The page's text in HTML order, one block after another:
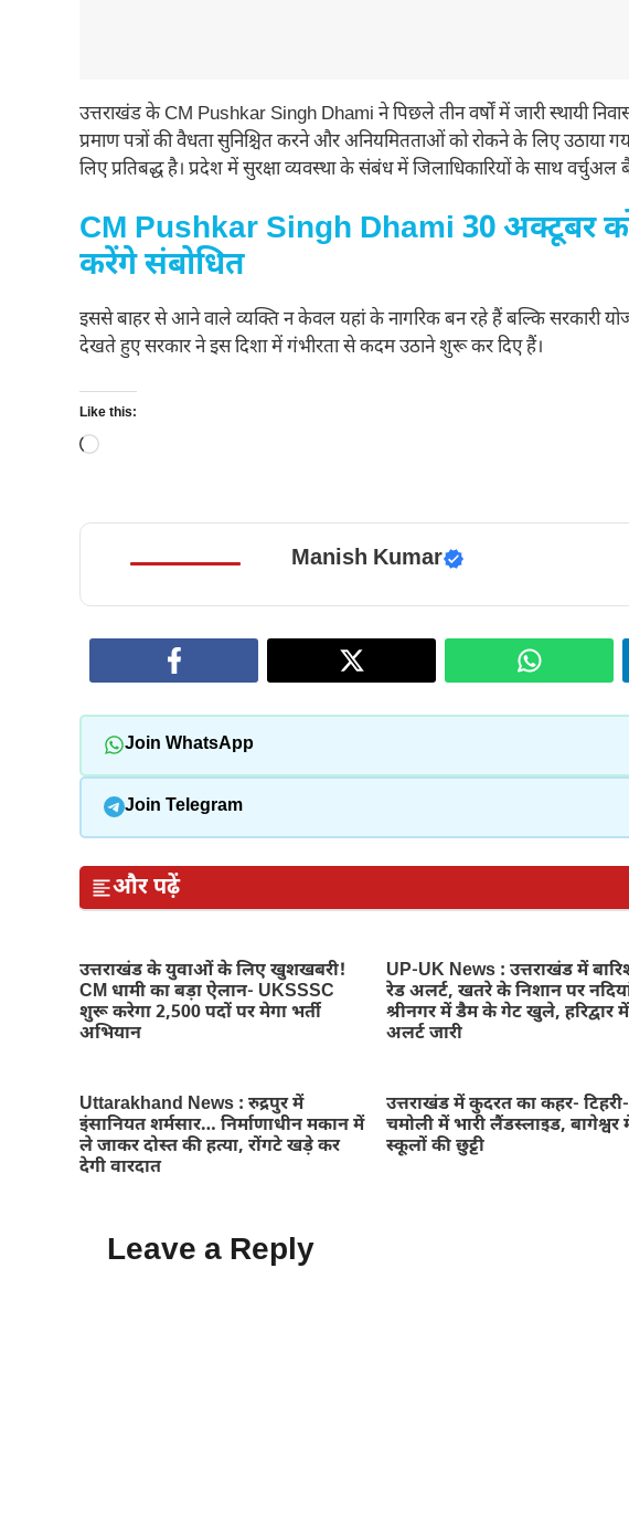
उत्तराखंड के CM Pushkar Singh Dhami ने पिछले तीन वर्षों में जारी स्थायी
प्रमाण पत्रों की वैधता सुनिश्चित करने और अनियमितताओं को रोकने के लिए उठाया
लिए प्रतिबद्ध है। प्रदेश में सुरक्षा व्यवस्था के संबंध में जिलाधिकारियों के साथ
CM Pushkar Singh Dhami 30 अक्टूबर
करेंगे संबोधित
इससे बाहर से आने वाले व्यक्ति न केवल यहां के नागरिक बन रहे हैं बल्कि सरकारी
देखते हुए सरकार ने इस दिशा में गंभीरता से कदम उठाने शुरू कर दिए हैं।
Like this:
Loading…
Manish Kumar
Join WhatsApp
Join Telegram
और पढ़ें
उत्तराखंड के युवाओं के लिए खुशखबरी!
CM धामी का बड़ा ऐलान- UKSSSC
शुरू करेगा 2,500 पदों पर मेगा भर्ती
अभियान
UP-UK News : उत्तराखंड में
रेड अलर्ट, खतरे के निशान पर
श्रीनगर में डैम के गेट खुले, हरिद्वार में
अलर्ट जारी
Uttarakhand News : रुद्रपुर में
इंसानियत शर्मसार… निर्माणाधीन मकान में
ले जाकर दोस्त की हत्या, रोंगटे खड़े कर
देगी वारदात
उत्तराखंड में कुदरत का कहर- टिहरी-
चमोली में भारी लैंडस्लाइड, बागेश्वर
स्कूलों की छुट्टी
Leave a Reply